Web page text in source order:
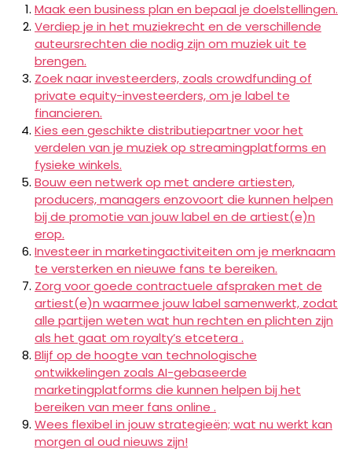
Maak een business plan en bepaal je doelstellingen.
Verdiep je in het muziekrecht en de verschillende
auteursrechten die nodig zijn om muziek uit te
brengen.
Zoek naar investeerders, zoals crowdfunding of
private equity-investeerders, om je label te
financieren.
Kies een geschikte distributiepartner voor het
verdelen van je muziek op streamingplatforms en
fysieke winkels.
Bouw een netwerk op met andere artiesten,
producers, managers enzovoort die kunnen helpen
bij de promotie van jouw label en de artiest(e)n
erop.
Investeer in marketingactiviteiten om je merknaam
te versterken en nieuwe fans te bereiken.
Zorg voor goede contractuele afspraken met de
artiest(e)n waarmee jouw label samenwerkt, zodat
alle partijen weten wat hun rechten en plichten zijn
als het gaat om royalty’s etcetera .
Blijf op de hoogte van technologische
ontwikkelingen zoals AI-gebaseerde
marketingplatforms die kunnen helpen bij het
bereiken van meer fans online .
Wees flexibel in jouw strategieën; wat nu werkt kan
morgen al oud nieuws zijn!